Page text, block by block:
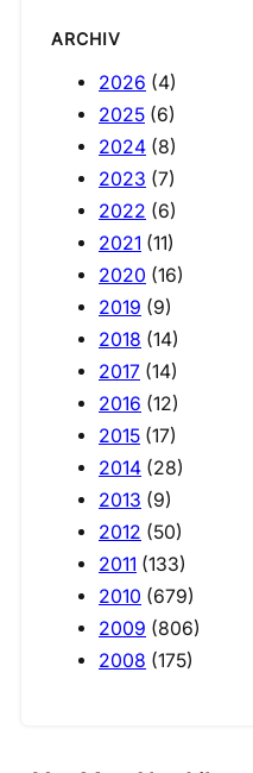
ARCHIV
2026 (4)
2025 (6)
2024 (8)
2023 (7)
2022 (6)
2021 (11)
2020 (16)
2019 (9)
2018 (14)
2017 (14)
2016 (12)
2015 (17)
2014 (28)
2013 (9)
2012 (50)
2011 (133)
2010 (679)
2009 (806)
2008 (175)